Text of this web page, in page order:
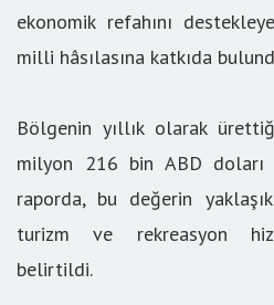
ekonomik refahını
milli hâsılasına katkıda
Bölgenin yıllık olarak
milyon 216 bin ABD
raporda, bu değerin
turizm ve rekreasyon
belirtildi.